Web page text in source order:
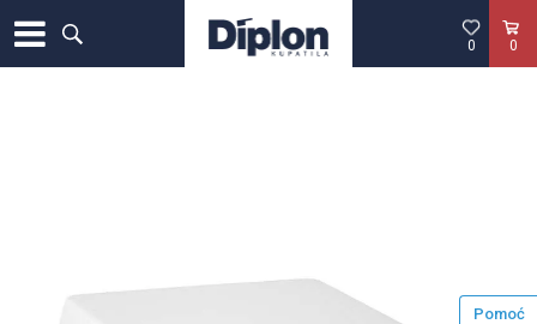
0
0
Pomoć